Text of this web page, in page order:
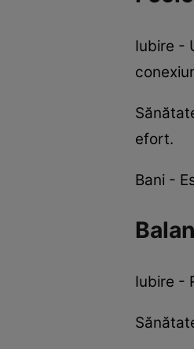
Iubire -
efort.
Bani -
Iubire -